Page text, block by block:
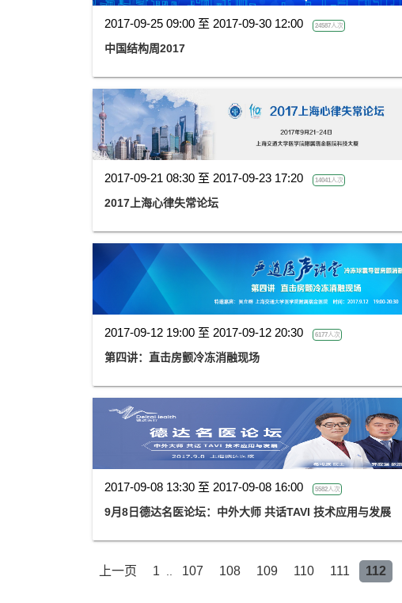
2017-09-25 09:00 至 2017-09-30 12:00 24587人次
中国结构周2017
2017-09-21 08:30 至 2017-09-23 17:20 14041人次
2017上海心律失常论坛
2017-09-12 19:00 至 2017-09-12 20:30 6177人次
第四讲：直击房颤冷冻消融现场
2017-09-08 13:30 至 2017-09-08 16:00 5582人次
9月8日德达名医论坛：中外大师 共话TAVI 技术应用与发展
上一页 1 107 108 109 110 111 112